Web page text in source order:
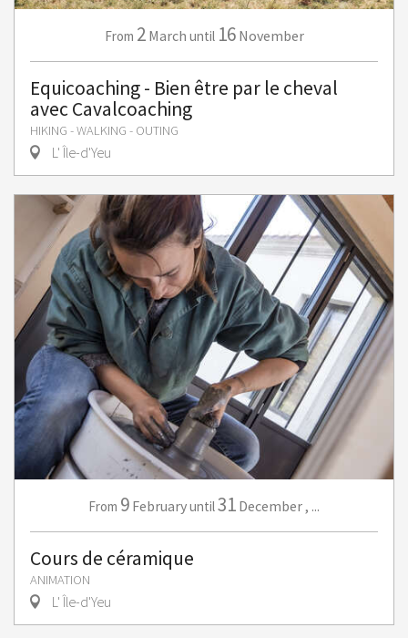
From 2 March until 16 November
Equicoaching - Bien être par le cheval
avec Cavalcoaching
HIKING - WALKING - OUTING
L' Île-d'Yeu
From 9 Februaryuntil31 December, ...
Cours de céramique
ANIMATION
L' Île-d'Yeu